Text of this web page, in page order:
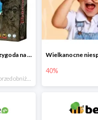
Robinson Crusoe. Przygoda na przeklętej wyspie -38%
*najniższa cena z 30 dni przed obniżką
40%